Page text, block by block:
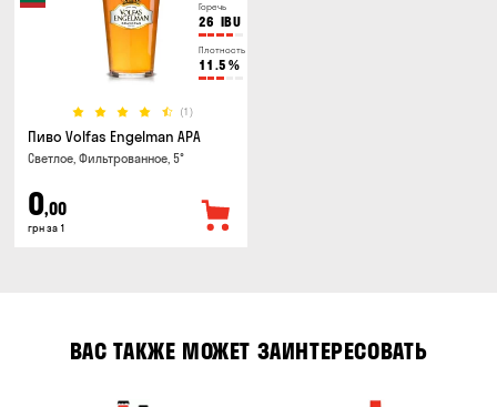
Горечь
26 IBU
Плотность
11.5 %
(1)
Пиво Volfas Engelman APA
Светлое, Фильтрованное, 5°
0,00
грн за 1
ВАС ТАКЖЕ МОЖЕТ ЗАИНТЕРЕСОВАТЬ